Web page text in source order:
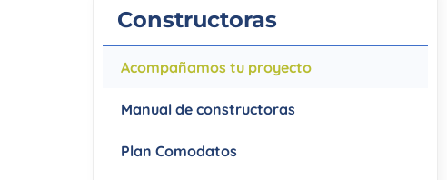
Constructoras
Acompañamos tu proyecto
Manual de constructoras
Plan Comodatos